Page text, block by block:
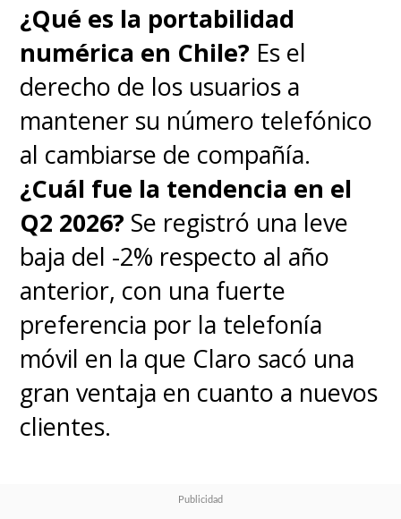
¿Qué es la portabilidad
numérica en Chile? Es el
derecho de los usuarios a
mantener su número telefónico
al cambiarse de compañía.
¿Cuál fue la tendencia en el
Q2 2026? Se registró una leve
baja del -2% respecto al año
anterior, con una fuerte
preferencia por la telefonía
móvil en la que Claro sacó una
gran ventaja en cuanto a nuevos
clientes.